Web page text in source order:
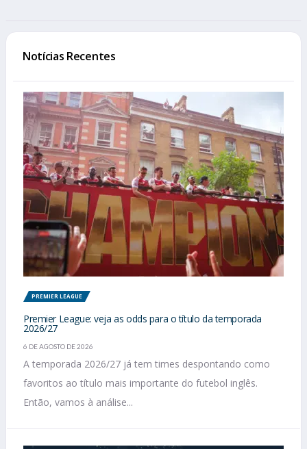
Notícias Recentes
PREMIER LEAGUE
Premier League: veja as odds para o título da temporada
2026/27
6 DE AGOSTO DE 2026
A temporada 2026/27 já tem times despontando como
favoritos ao título mais importante do futebol inglês.
Então, vamos à análise...